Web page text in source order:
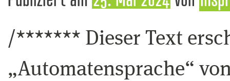
/******* Dieser Text
„Automatensprache“